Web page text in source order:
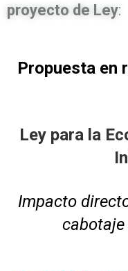
proyecto de Ley:
Propuesta en
Ley para la
Impacto